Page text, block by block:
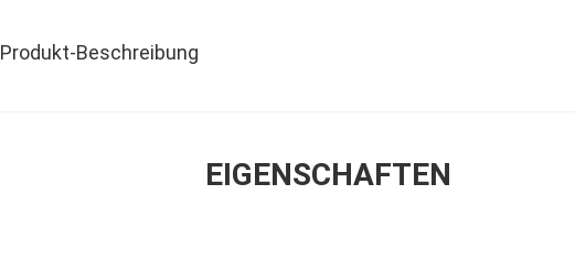
Produkt-Beschreibung
EIGENSCHAFTEN